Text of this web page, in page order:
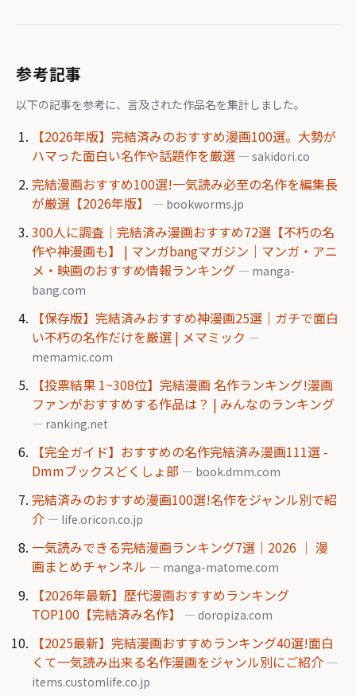
参考記事
以下の記事を参考に、言及された作品名を集計しました。
【2026年版】完結済みのおすすめ漫画100選。大勢が
ハマった面白い名作や話題作を厳選 — sakidori.co
完結漫画おすすめ100選!一気読み必至の名作を編集長
が厳選【2026年版】
— bookworms.jp
300人に調査｜完結済み漫画おすすめ72選【不朽の名
作や神漫画も】 | マンガbangマガジン｜マンガ・アニ
メ・映画のおすすめ情報ランキング — manga-
bang.com
【保存版】完結済みおすすめ神漫画25選｜ガチで面白
い不朽の名作だけを厳選 | メマミック —
memamic.com
【投票結果 1~308位】完結漫画 名作ランキング!漫画
ファンがおすすめする作品は？ | みんなのランキング
— ranking.net
【完全ガイド】おすすめの名作完結済み漫画111選 -
Dmmブックスどくしょ部 — book.dmm.com
完結済みのおすすめ漫画100選!名作をジャンル別で紹
介 — life.oricon.co.jp
一気読みできる完結漫画ランキング7選｜2026 │ 漫
画まとめチャンネル — manga-matome.com
【2026年最新】歴代漫画おすすめランキング
TOP100【完結済み名作】
— doropiza.com
【2025最新】完結漫画おすすめランキング40選!面白
くて一気読み出来る名作漫画をジャンル別にご紹介 —
items.customlife.co.jp